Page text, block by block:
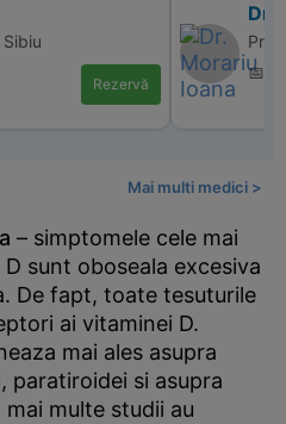
Rezervă
Dr.
Pro
📅
Mai multi medici >
– simptomele cele mai
sunt oboseala excesiva
De fapt, toate tesuturile
ai vitaminei D.
mai ales asupra
paratiroidei si asupra
mai multe studii au